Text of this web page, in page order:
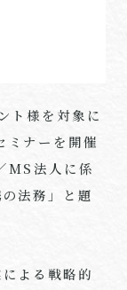
ト様を対象に
ミナーを開催
MS法人に係
法務」と題
よる戦略的